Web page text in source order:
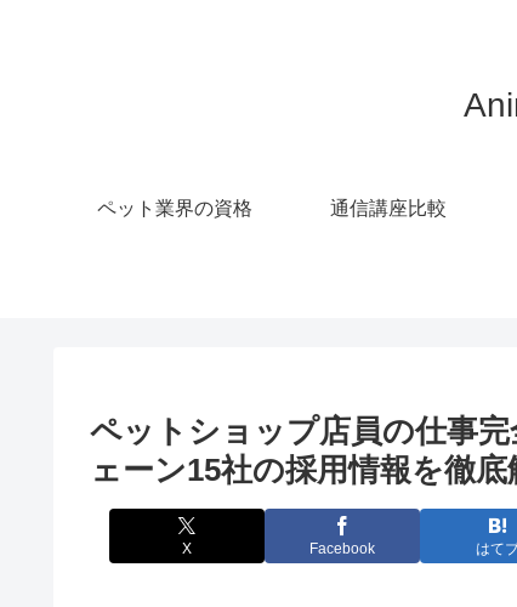
ペット業界の資格 通信講座比較
ペットショップ店員の仕事
ェーン15社の採用情報を徹
X Facebook はて